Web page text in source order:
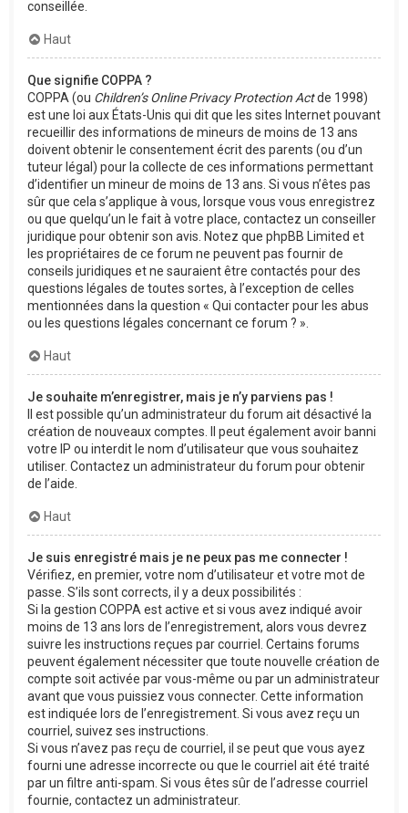
conseillée.
Haut
Que signifie COPPA ?
COPPA (ou Children’s Online Privacy Protection Actde 1998)
est une loi aux États-Unis qui dit que les sites Internet pouvant
recueillir des informations de mineurs de moins de 13 ans
doivent obtenir le consentement écrit des parents (ou d’un
tuteur légal) pour la collecte de ces informations permettant
d’identifier un mineur de moins de 13 ans. Si vous n’êtes pas
sûr que cela s’applique à vous, lorsque vous vous enregistrez
ou que quelqu’un le fait à votre place, contactez un conseiller
juridique pour obtenir son avis. Notez que phpBB Limited et
les propriétaires de ce forum ne peuvent pas fournir de
conseils juridiques et ne sauraient être contactés pour des
questions légales de toutes sortes, à l’exception de celles
mentionnées dans la question « Qui contacter pour les abus
ou les questions légales concernant ce forum ? ».
Haut
Je souhaite m’enregistrer, mais je n’y parviens pas !
Il est possible qu’un administrateur du forum ait désactivé la
création de nouveaux comptes. Il peut également avoir banni
votre IP ou interdit le nom d’utilisateur que vous souhaitez
utiliser. Contactez un administrateur du forum pour obtenir
de l’aide.
Haut
Je suis enregistré mais je ne peux pas me connecter !
Vérifiez, en premier, votre nom d’utilisateur et votre mot de
passe. S’ils sont corrects, il y a deux possibilités :
Si la gestion COPPA est active et si vous avez indiqué avoir
moins de 13 ans lors de l’enregistrement, alors vous devrez
suivre les instructions reçues par courriel. Certains forums
peuvent également nécessiter que toute nouvelle création de
compte soit activée par vous-même ou par un administrateur
avant que vous puissiez vous connecter. Cette information
est indiquée lors de l’enregistrement. Si vous avez reçu un
courriel, suivez ses instructions.
Si vous n’avez pas reçu de courriel, il se peut que vous ayez
fourni une adresse incorrecte ou que le courriel ait été traité
par un filtre anti-spam. Si vous êtes sûr de l’adresse courriel
fournie, contactez un administrateur.